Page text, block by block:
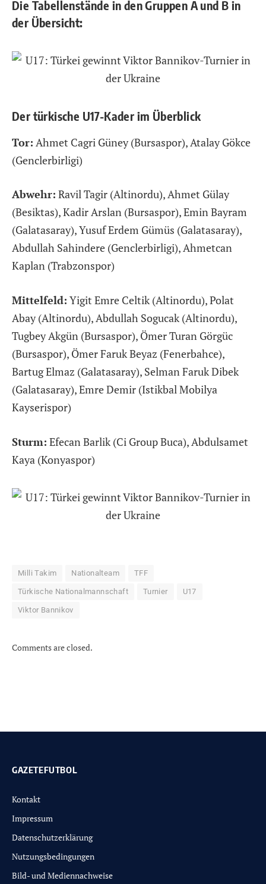
Die Tabellenstände in den Gruppen A und B in
der Übersicht:
Der türkische U17-Kader im Überblick
Tor: Ahmet Cagri Güney (Bursaspor), Atalay Gökce
(Genclerbirligi)
Abwehr: Ravil Tagir (Altinordu), Ahmet Gülay
(Besiktas), Kadir Arslan (Bursaspor), Emin Bayram
(Galatasaray), Yusuf Erdem Gümüs (Galatasaray),
Abdullah Sahindere (Genclerbirligi), Ahmetcan
Kaplan (Trabzonspor)
Mittelfeld: Yigit Emre Celtik (Altinordu), Polat
Abay (Altinordu), Abdullah Sogucak (Altinordu),
Tugbey Akgün (Bursaspor), Ömer Turan Görgüc
(Bursaspor), Ömer Faruk Beyaz (Fenerbahce),
Bartug Elmaz (Galatasaray), Selman Faruk Dibek
(Galatasaray), Emre Demir (Istikbal Mobilya
Kayserispor)
Sturm: Efecan Barlik (Ci Group Buca), Abdulsamet
Kaya (Konyaspor)
Milli Takim Nationalteam TFF
Türkische Nationalmannschaft Turnier U17
Viktor Bannikov
Comments are closed.
GAZETEFUTBOL
Kontakt
Impressum
Datenschutzerklärung
Nutzungsbedingungen
Bild- und Mediennachweise